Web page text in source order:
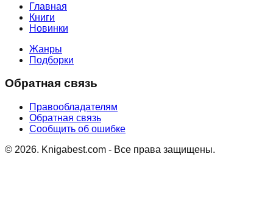
Главная
Книги
Новинки
Жанры
Подборки
Обратная связь
Правообладателям
Обратная связь
Сообщить об ошибке
© 2026. Knigabest.com - Все права защищены.